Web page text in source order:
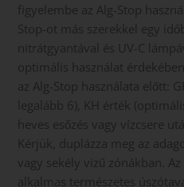
figyelembe az Alg-Stop
Stop-ot más szerekkel egy
nitrátgyantával és UV-C
optimális használat
az Alg-Stop használata előtt:
legalább 6), KH érték
heves esőzés vagy vízcsere
Kérjük, duplázza meg az
vagy sekély vizű zónákban.
alkalmas természetes